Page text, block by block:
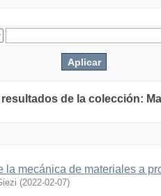
de la colección:
la mecánica de materiales a
(2022-02-07)